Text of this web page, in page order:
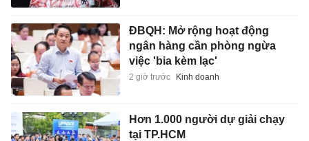
ĐBQH: Mở rộng hoạt động
ngân hàng cần phòng ngừa
việc 'bia kèm lạc'
2 giờ trước Kinh doanh
Hơn 1.000 người dự giải chạy
tại TP.HCM